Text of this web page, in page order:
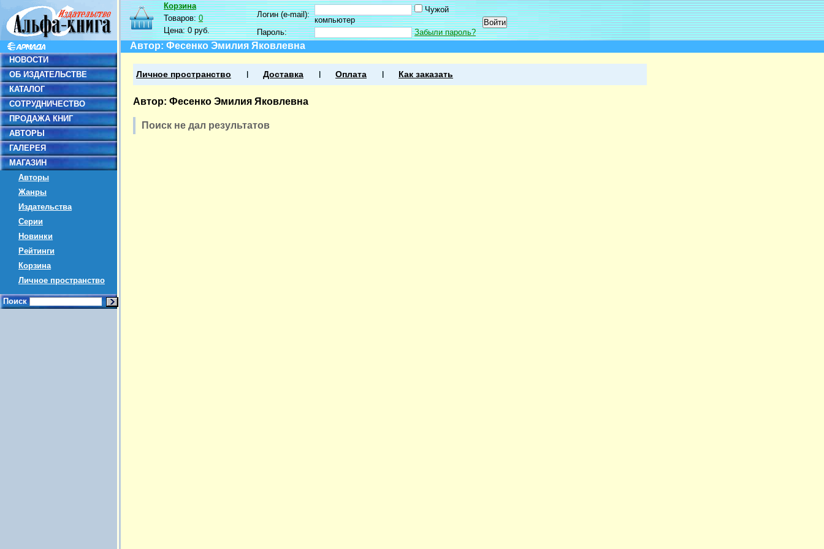
НОВОСТИ
ОБ ИЗДАТЕЛЬСТВЕ
КАТАЛОГ
СОТРУДНИЧЕСТВО
ПРОДАЖА КНИГ
АВТОРЫ
ГАЛЕРЕЯ
МАГАЗИН
Авторы
Жанры
Издательства
Серии
Новинки
Рейтинги
Корзина
Личное пространство
Поиск
Корзина
Товаров:0
Цена:0 руб.
Логин (e-mail):
Чужой
компьютер
Пароль:
Забыли пароль?
Автор: Фесенко Эмилия Яковлевна
Личное пространство Доставка Оплата Как заказать
Автор: Фесенко Эмилия Яковлевна
Поиск не дал результатов